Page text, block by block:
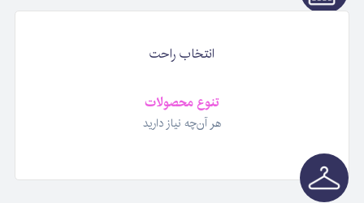
انتخاب راحت
تنوع محصولات
هر آن‌چه نیاز دارید